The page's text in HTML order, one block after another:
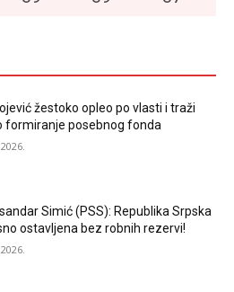
žestoko opleo po vlasti i traži
formiranje posebnog fonda
Simić (PSS): Republika Srpska
ostavljena bez robnih rezervi!